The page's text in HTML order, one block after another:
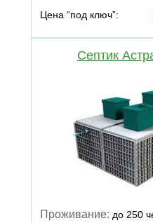
Цена “под ключ”:
Септик
Проживание: до 250